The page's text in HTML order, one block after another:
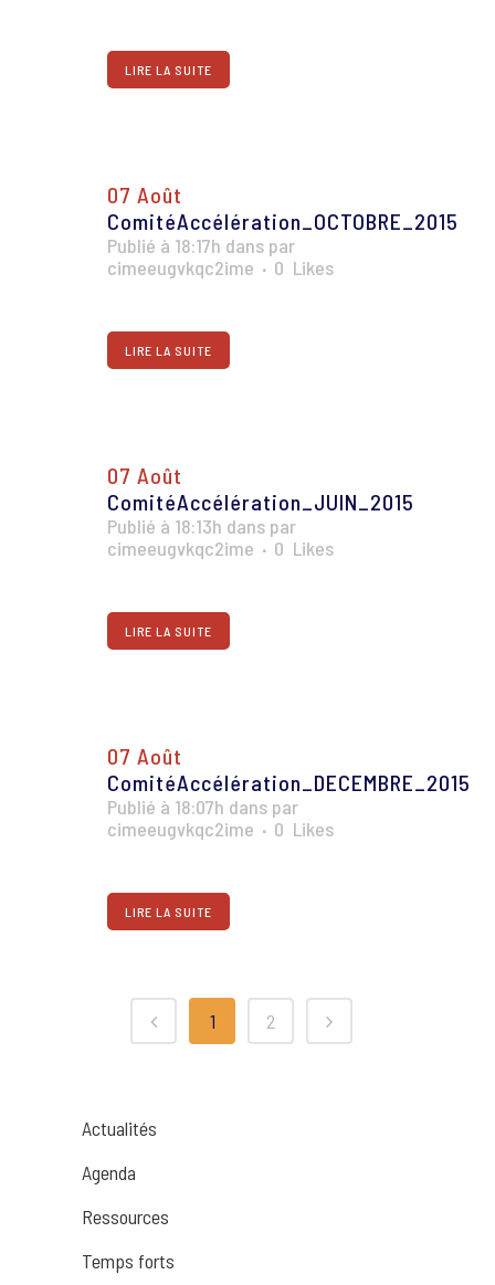
LIRE LA SUITE
07 Août
ComitéAccélération_OCTOBRE_2015
Publié à 18:17h dans par
cimeeugvkqc2ime
0 Likes
LIRE LA SUITE
07 Août
ComitéAccélération_JUIN_2015
Publié à 18:13h dans par
cimeeugvkqc2ime
0 Likes
LIRE LA SUITE
07 Août
ComitéAccélération_DECEMBRE_2015
Publié à 18:07h dans par
cimeeugvkqc2ime
0 Likes
LIRE LA SUITE
1 2
Actualités
Agenda
Ressources
Temps forts